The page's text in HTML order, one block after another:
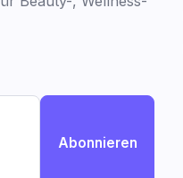
Abonnieren